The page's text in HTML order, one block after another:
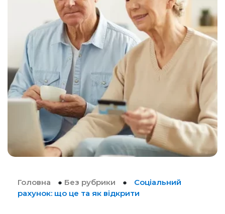
Головна ● Без рубрики ●
Соціальний
рахунок: що це та як відкрити